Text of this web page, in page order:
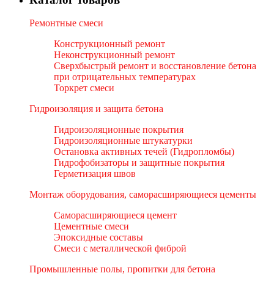
Ремонтные смеси
Конструкционный ремонт
Неконструкционный ремонт
Сверхбыстрый ремонт и восстановление бетона
при отрицательных температурах
Торкрет смеси
Гидроизоляция и защита бетона
Гидроизоляционные покрытия
Гидроизоляционные штукатурки
Остановка активных течей (Гидропломбы)
Гидрофобизаторы и защитные покрытия
Герметизация швов
Монтаж оборудования, саморасширяющиеся цементы
Саморасширяющиеся цемент
Цементные смеси
Эпоксидные составы
Смеси с металлической фиброй
Промышленные полы, пропитки для бетона